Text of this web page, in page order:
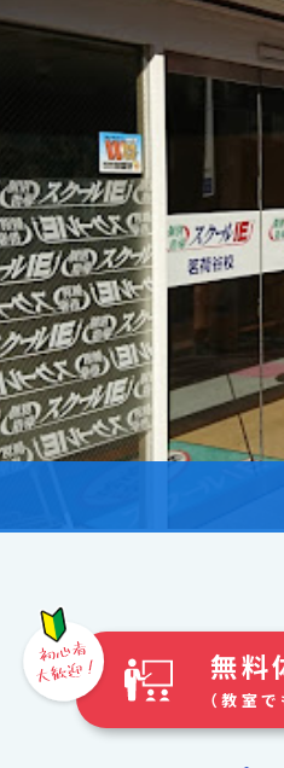
無料
（教室